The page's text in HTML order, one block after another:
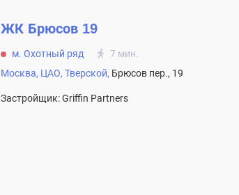
ЖК Брюсов 19
м. Охотный ряд
7 мин.
Москва, ЦАО, Тверской, Брюсов пер., 19
Застройщик: Griffin Partners